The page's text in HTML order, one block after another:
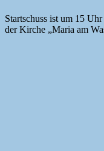
Startschuss ist um 15
der Kirche „Maria am